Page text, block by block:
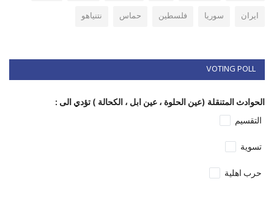
ايران
سوريا فلسطين حماس نتنياهو
VOTING POLL
الحوادث المتنقلة (عين الحلوة ، عين ابل ، الكحالة ) تؤدي الى :
التقسيم
تسوية
حرب اهلية